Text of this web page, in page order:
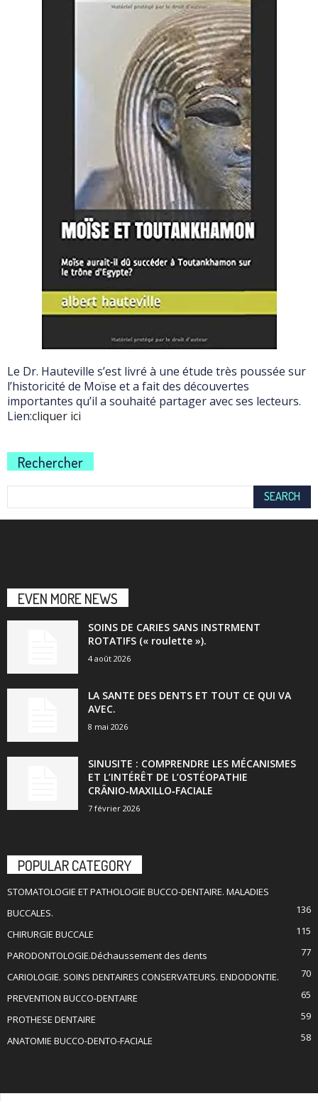
Le Dr. Hauteville s’est livré à une étude très poussée sur
l’historicité de Moïse et a fait des découvertes
importantes qu’il a souhaité partager avec ses lecteurs.
Lien:cliquer ici
Rechercher
EVEN MORE NEWS
SOINS DE CARIES SANS INSTRMENT
ROTATIFS (« roulette »).
4 août 2026
LA SANTE DES DENTS ET TOUT CE QUI VA
AVEC.
8 mai 2026
SINUSITE : COMPRENDRE LES MÉCANISMES
ET L’INTÉRÊT DE L’OSTÉOPATHIE
CRÂNIO‑MAXILLO‑FACIALE
7 février 2026
POPULAR CATEGORY
STOMATOLOGIE ET PATHOLOGIE BUCCO-DENTAIRE. MALADIES
BUCCALES.
136
CHIRURGIE BUCCALE
115
PARODONTOLOGIE.Déchaussement des dents
77
CARIOLOGIE. SOINS DENTAIRES CONSERVATEURS. ENDODONTIE.
70
PREVENTION BUCCO-DENTAIRE
65
PROTHESE DENTAIRE
59
ANATOMIE BUCCO-DENTO-FACIALE
58